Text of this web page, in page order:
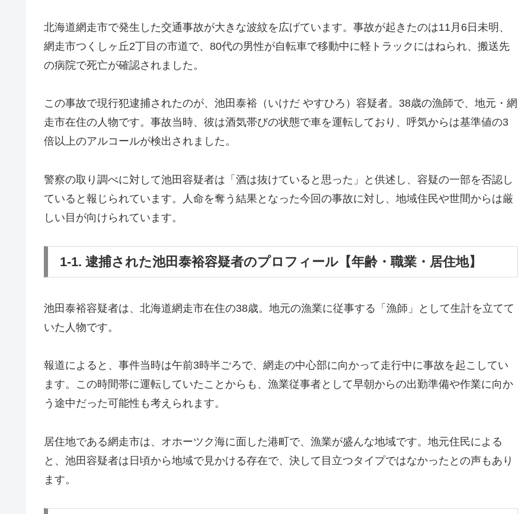
北海道網走市で発生した交通事故が大きな波紋を広げています。事故が起きたのは11月6日未明、
網走市つくしヶ丘2丁目の市道で、80代の男性が自転車で移動中に軽トラックにはねられ、搬送先
の病院で死亡が確認されました。
この事故で現行犯逮捕されたのが、池田泰裕（いけだ やすひろ）容疑者。38歳の漁師で、地元・網
走市在住の人物です。事故当時、彼は酒気帯びの状態で車を運転しており、呼気からは基準値の3
倍以上のアルコールが検出されました。
警察の取り調べに対して池田容疑者は「酒は抜けていると思った」と供述し、容疑の一部を否認し
ていると報じられています。人命を奪う結果となった今回の事故に対し、地域住民や世間からは厳
しい目が向けられています。
1-1. 逮捕された池田泰裕容疑者のプロフィール【年齢・職業・居住地】
池田泰裕容疑者は、北海道網走市在住の38歳。地元の漁業に従事する「漁師」として生計を立てて
いた人物です。
報道によると、事件当時は午前3時半ごろで、網走の中心部に向かって走行中に事故を起こしてい
ます。この時間帯に運転していたことからも、漁業従事者として早朝からの出勤準備や作業に向か
う途中だった可能性も考えられます。
居住地である網走市は、オホーツク海に面した港町で、漁業が盛んな地域です。地元住民による
と、池田容疑者は日頃から地域で見かける存在で、決して目立つタイプではなかったとの声もあり
ます。